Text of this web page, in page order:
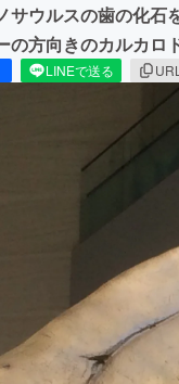
サウルスの歯の化
の方向きのカルカロ
LINEで送る